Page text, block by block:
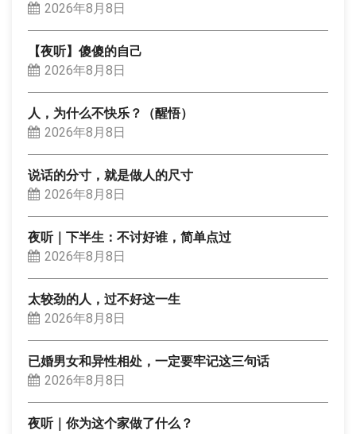
2026年8月8日
【夜听】傻傻的自己
2026年8月8日
人，为什么不快乐？（醒悟）
2026年8月8日
说话的分寸，就是做人的尺寸
2026年8月8日
夜听｜下半生：不讨好谁，简单点过
2026年8月8日
太较劲的人，过不好这一生
2026年8月8日
已婚男女和异性相处，一定要牢记这三句话
2026年8月8日
夜听｜你为这个家做了什么？